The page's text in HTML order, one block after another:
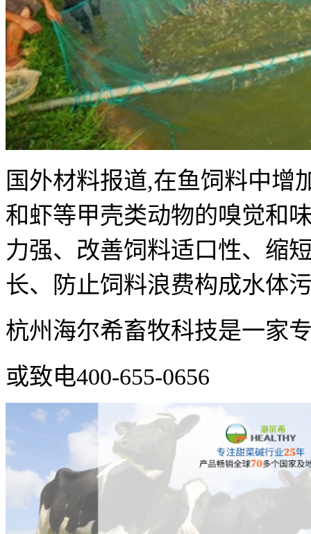
国外材料报道,在鱼饲料中增
和虾等甲壳类动物的嗅觉和
力强、改善饲料适口性、缩
长、防止饲料浪费构成水体
杭州海尔希畜牧科技是一家
或致电400-655-0656